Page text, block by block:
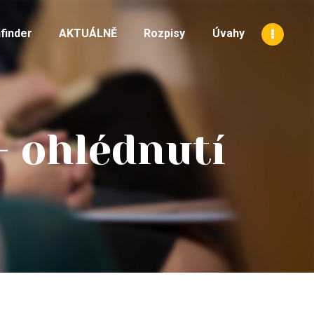
AKTUÁLNĚ Rozpisy Úvahy
ohlédnutí